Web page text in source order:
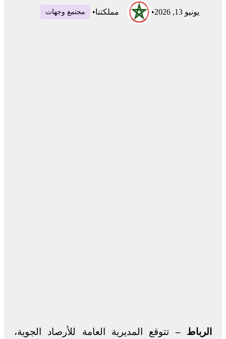
يونيو 13, 2026 • مملكتنا• مجتمع وجهات
الرباط –تتوقع المديرية العامة للأرصاد الجوية،